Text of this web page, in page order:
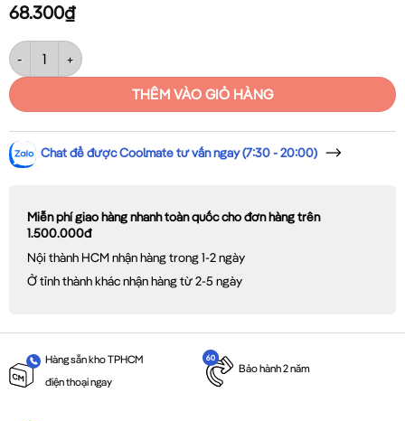
68.300₫
Đèn LED downlight chỉnh hướng gắn âm 7W sáng vàng MPE DLA2S-
THÊM VÀO GIỎ HÀNG
Chat để được Coolmate tư vấn ngay (7:30 - 20:00)
Miễn phí giao hàng nhanh toàn quốc cho đơn hàng trên
1.500.000đ
Nội thành HCM nhận hàng trong 1-2 ngày
Ở tỉnh thành khác nhận hàng từ 2-5 ngày
Hàng sẵn kho TPHCM
điện thoại ngay
Bảo hành 2 năm